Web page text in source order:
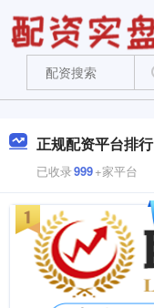
正规配资平台排行
已收录999+家平台